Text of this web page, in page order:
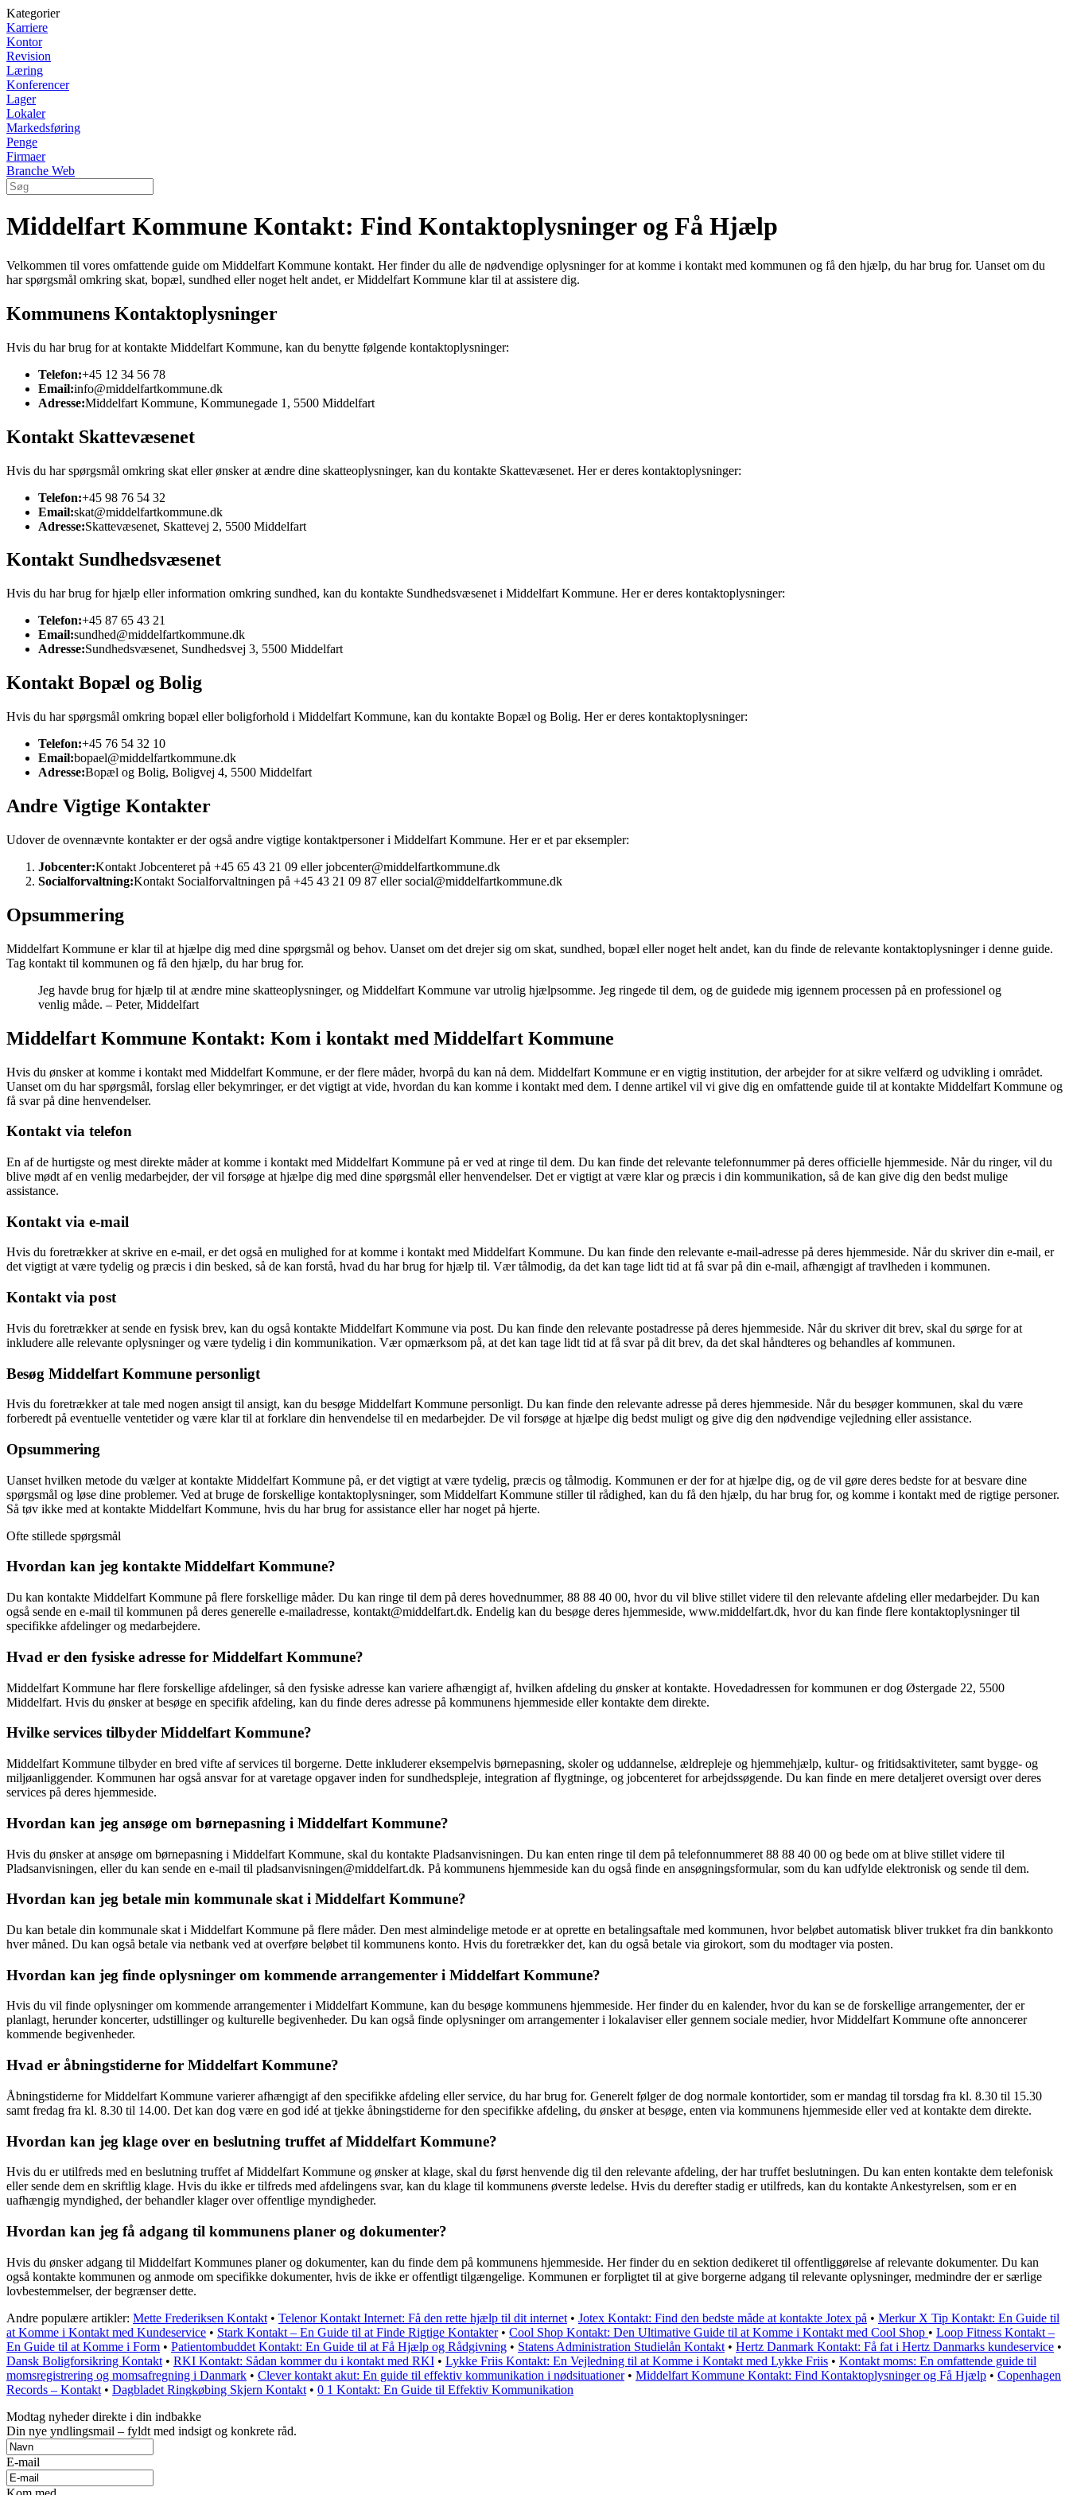
Kategorier
Karriere
Kontor
Revision
Læring
Konferencer
Lager
Lokaler
Markedsføring
Penge
Firmaer
Branche Web
Middelfart Kommune Kontakt: Find Kontaktoplysninger og Få Hjælp
Velkommen til vores omfattende guide om Middelfart Kommune kontakt. Her finder du alle de nødvendige oplysninger for at komme i kontakt med kommunen og få den hjælp, du har brug for. Uanset om du
har spørgsmål omkring skat, bopæl, sundhed eller noget helt andet, er Middelfart Kommune klar til at assistere dig.
Kommunens Kontaktoplysninger
Hvis du har brug for at kontakte Middelfart Kommune, kan du benytte følgende kontaktoplysninger:
Telefon:+45 12 34 56 78
Email:info@middelfartkommune.dk
Adresse:Middelfart Kommune, Kommunegade 1, 5500 Middelfart
Kontakt Skattevæsenet
Hvis du har spørgsmål omkring skat eller ønsker at ændre dine skatteoplysninger, kan du kontakte Skattevæsenet. Her er deres kontaktoplysninger:
Telefon:+45 98 76 54 32
Email:skat@middelfartkommune.dk
Adresse:Skattevæsenet, Skattevej 2, 5500 Middelfart
Kontakt Sundhedsvæsenet
Hvis du har brug for hjælp eller information omkring sundhed, kan du kontakte Sundhedsvæsenet i Middelfart Kommune. Her er deres kontaktoplysninger:
Telefon:+45 87 65 43 21
Email:sundhed@middelfartkommune.dk
Adresse:Sundhedsvæsenet, Sundhedsvej 3, 5500 Middelfart
Kontakt Bopæl og Bolig
Hvis du har spørgsmål omkring bopæl eller boligforhold i Middelfart Kommune, kan du kontakte Bopæl og Bolig. Her er deres kontaktoplysninger:
Telefon:+45 76 54 32 10
Email:bopael@middelfartkommune.dk
Adresse:Bopæl og Bolig, Boligvej 4, 5500 Middelfart
Andre Vigtige Kontakter
Udover de ovennævnte kontakter er der også andre vigtige kontaktpersoner i Middelfart Kommune. Her er et par eksempler:
Jobcenter:Kontakt Jobcenteret på +45 65 43 21 09 eller jobcenter@middelfartkommune.dk
Socialforvaltning:Kontakt Socialforvaltningen på +45 43 21 09 87 eller social@middelfartkommune.dk
Opsummering
Middelfart Kommune er klar til at hjælpe dig med dine spørgsmål og behov. Uanset om det drejer sig om skat, sundhed, bopæl eller noget helt andet, kan du finde de relevante kontaktoplysninger i denne guide.
Tag kontakt til kommunen og få den hjælp, du har brug for.
Jeg havde brug for hjælp til at ændre mine skatteoplysninger, og Middelfart Kommune var utrolig hjælpsomme. Jeg ringede til dem, og de guidede mig igennem processen på en professionel og
venlig måde. – Peter, Middelfart
Middelfart Kommune Kontakt: Kom i kontakt med Middelfart Kommune
Hvis du ønsker at komme i kontakt med Middelfart Kommune, er der flere måder, hvorpå du kan nå dem. Middelfart Kommune er en vigtig institution, der arbejder for at sikre velfærd og udvikling i området.
Uanset om du har spørgsmål, forslag eller bekymringer, er det vigtigt at vide, hvordan du kan komme i kontakt med dem. I denne artikel vil vi give dig en omfattende guide til at kontakte Middelfart Kommune og
få svar på dine henvendelser.
Kontakt via telefon
En af de hurtigste og mest direkte måder at komme i kontakt med Middelfart Kommune på er ved at ringe til dem. Du kan finde det relevante telefonnummer på deres officielle hjemmeside. Når du ringer, vil du
blive mødt af en venlig medarbejder, der vil forsøge at hjælpe dig med dine spørgsmål eller henvendelser. Det er vigtigt at være klar og præcis i din kommunikation, så de kan give dig den bedst mulige
assistance.
Kontakt via e-mail
Hvis du foretrækker at skrive en e-mail, er det også en mulighed for at komme i kontakt med Middelfart Kommune. Du kan finde den relevante e-mail-adresse på deres hjemmeside. Når du skriver din e-mail, er
det vigtigt at være tydelig og præcis i din besked, så de kan forstå, hvad du har brug for hjælp til. Vær tålmodig, da det kan tage lidt tid at få svar på din e-mail, afhængigt af travlheden i kommunen.
Kontakt via post
Hvis du foretrækker at sende en fysisk brev, kan du også kontakte Middelfart Kommune via post. Du kan finde den relevante postadresse på deres hjemmeside. Når du skriver dit brev, skal du sørge for at
inkludere alle relevante oplysninger og være tydelig i din kommunikation. Vær opmærksom på, at det kan tage lidt tid at få svar på dit brev, da det skal håndteres og behandles af kommunen.
Besøg Middelfart Kommune personligt
Hvis du foretrækker at tale med nogen ansigt til ansigt, kan du besøge Middelfart Kommune personligt. Du kan finde den relevante adresse på deres hjemmeside. Når du besøger kommunen, skal du være
forberedt på eventuelle ventetider og være klar til at forklare din henvendelse til en medarbejder. De vil forsøge at hjælpe dig bedst muligt og give dig den nødvendige vejledning eller assistance.
Opsummering
Uanset hvilken metode du vælger at kontakte Middelfart Kommune på, er det vigtigt at være tydelig, præcis og tålmodig. Kommunen er der for at hjælpe dig, og de vil gøre deres bedste for at besvare dine
spørgsmål og løse dine problemer. Ved at bruge de forskellige kontaktoplysninger, som Middelfart Kommune stiller til rådighed, kan du få den hjælp, du har brug for, og komme i kontakt med de rigtige personer.
Så tøv ikke med at kontakte Middelfart Kommune, hvis du har brug for assistance eller har noget på hjerte.
Ofte stillede spørgsmål
Hvordan kan jeg kontakte Middelfart Kommune?
Du kan kontakte Middelfart Kommune på flere forskellige måder. Du kan ringe til dem på deres hovednummer, 88 88 40 00, hvor du vil blive stillet videre til den relevante afdeling eller medarbejder. Du kan
også sende en e-mail til kommunen på deres generelle e-mailadresse, kontakt@middelfart.dk. Endelig kan du besøge deres hjemmeside, www.middelfart.dk, hvor du kan finde flere kontaktoplysninger til
specifikke afdelinger og medarbejdere.
Hvad er den fysiske adresse for Middelfart Kommune?
Middelfart Kommune har flere forskellige afdelinger, så den fysiske adresse kan variere afhængigt af, hvilken afdeling du ønsker at kontakte. Hovedadressen for kommunen er dog Østergade 22, 5500
Middelfart. Hvis du ønsker at besøge en specifik afdeling, kan du finde deres adresse på kommunens hjemmeside eller kontakte dem direkte.
Hvilke services tilbyder Middelfart Kommune?
Middelfart Kommune tilbyder en bred vifte af services til borgerne. Dette inkluderer eksempelvis børnepasning, skoler og uddannelse, ældrepleje og hjemmehjælp, kultur- og fritidsaktiviteter, samt bygge- og
miljøanliggender. Kommunen har også ansvar for at varetage opgaver inden for sundhedspleje, integration af flygtninge, og jobcenteret for arbejdssøgende. Du kan finde en mere detaljeret oversigt over deres
services på deres hjemmeside.
Hvordan kan jeg ansøge om børnepasning i Middelfart Kommune?
Hvis du ønsker at ansøge om børnepasning i Middelfart Kommune, skal du kontakte Pladsanvisningen. Du kan enten ringe til dem på telefonnummeret 88 88 40 00 og bede om at blive stillet videre til
Pladsanvisningen, eller du kan sende en e-mail til pladsanvisningen@middelfart.dk. På kommunens hjemmeside kan du også finde en ansøgningsformular, som du kan udfylde elektronisk og sende til dem.
Hvordan kan jeg betale min kommunale skat i Middelfart Kommune?
Du kan betale din kommunale skat i Middelfart Kommune på flere måder. Den mest almindelige metode er at oprette en betalingsaftale med kommunen, hvor beløbet automatisk bliver trukket fra din bankkonto
hver måned. Du kan også betale via netbank ved at overføre beløbet til kommunens konto. Hvis du foretrækker det, kan du også betale via girokort, som du modtager via posten.
Hvordan kan jeg finde oplysninger om kommende arrangementer i Middelfart Kommune?
Hvis du vil finde oplysninger om kommende arrangementer i Middelfart Kommune, kan du besøge kommunens hjemmeside. Her finder du en kalender, hvor du kan se de forskellige arrangementer, der er
planlagt, herunder koncerter, udstillinger og kulturelle begivenheder. Du kan også finde oplysninger om arrangementer i lokalaviser eller gennem sociale medier, hvor Middelfart Kommune ofte annoncerer
kommende begivenheder.
Hvad er åbningstiderne for Middelfart Kommune?
Åbningstiderne for Middelfart Kommune varierer afhængigt af den specifikke afdeling eller service, du har brug for. Generelt følger de dog normale kontortider, som er mandag til torsdag fra kl. 8.30 til 15.30
samt fredag fra kl. 8.30 til 14.00. Det kan dog være en god idé at tjekke åbningstiderne for den specifikke afdeling, du ønsker at besøge, enten via kommunens hjemmeside eller ved at kontakte dem direkte.
Hvordan kan jeg klage over en beslutning truffet af Middelfart Kommune?
Hvis du er utilfreds med en beslutning truffet af Middelfart Kommune og ønsker at klage, skal du først henvende dig til den relevante afdeling, der har truffet beslutningen. Du kan enten kontakte dem telefonisk
eller sende dem en skriftlig klage. Hvis du ikke er tilfreds med afdelingens svar, kan du klage til kommunens øverste ledelse. Hvis du derefter stadig er utilfreds, kan du kontakte Ankestyrelsen, som er en
uafhængig myndighed, der behandler klager over offentlige myndigheder.
Hvordan kan jeg få adgang til kommunens planer og dokumenter?
Hvis du ønsker adgang til Middelfart Kommunes planer og dokumenter, kan du finde dem på kommunens hjemmeside. Her finder du en sektion dedikeret til offentliggørelse af relevante dokumenter. Du kan
også kontakte kommunen og anmode om specifikke dokumenter, hvis de ikke er offentligt tilgængelige. Kommunen er forpligtet til at give borgerne adgang til relevante oplysninger, medmindre der er særlige
lovbestemmelser, der begrænser dette.
Andre populære artikler: Mette Frederiksen Kontakt • Telenor Kontakt Internet: Få den rette hjælp til dit internet • Jotex Kontakt: Find den bedste måde at kontakte Jotex på • Merkur X Tip Kontakt: En Guide til
at Komme i Kontakt med Kundeservice • Stark Kontakt – En Guide til at Finde Rigtige Kontakter• Cool Shop Kontakt: Den Ultimative Guide til at Komme i Kontakt med Cool Shop • Loop Fitness Kontakt –
En Guide til at Komme i Form • Patientombuddet Kontakt: En Guide til at Få Hjælp og Rådgivning • Statens Administration Studielån Kontakt • Hertz Danmark Kontakt: Få fat i Hertz Danmarks kundeservice •
Dansk Boligforsikring Kontakt • RKI Kontakt: Sådan kommer du i kontakt med RKI • Lykke Friis Kontakt: En Vejledning til at Komme i Kontakt med Lykke Friis • Kontakt moms: En omfattende guide til
momsregistrering og momsafregning i Danmark • Clever kontakt akut: En guide til effektiv kommunikation i nødsituationer• Middelfart Kommune Kontakt: Find Kontaktoplysninger og Få Hjælp • Copenhagen
Records – Kontakt • Dagbladet Ringkøbing Skjern Kontakt • 0 1 Kontakt: En Guide til Effektiv Kommunikation
Modtag nyheder direkte i din indbakke
Din nye yndlingsmail – fyldt med indsigt og konkrete råd.
E-mail